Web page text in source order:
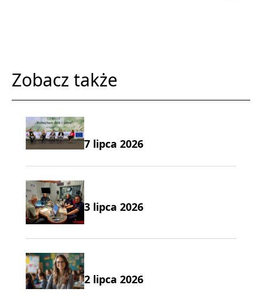
Zobacz także
7 lipca 2026
3 lipca 2026
2 lipca 2026